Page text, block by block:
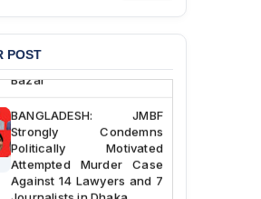
POST
Police Station, Cox’s
Bazar
BANGLADESH: JMBF
Strongly Condemns
Politically Motivated
Attempted Murder Case
Against 14 Lawyers and 7
Journalists in Dhaka